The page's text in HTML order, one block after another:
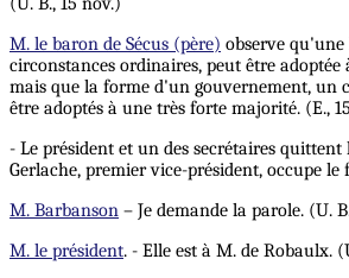
M. le baron de Sécus (père) observe qu'une
circonstances ordinaires, peut être
mais que la forme d'un gouvernement, un
être adoptés à une très forte majorité. (E.,
- Le président et un des secrétaires quittent
Gerlache, premier vice-président, occupe le
M. Barbanson – Je demande la parole. (U.
M. le président. - Elle est à M. de Robaulx.